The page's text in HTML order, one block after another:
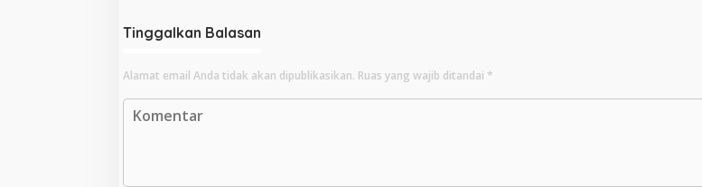
Tinggalkan Balasan
Alamat email Anda tidak akan dipublikasikan. Ruas yang wajib ditandai *